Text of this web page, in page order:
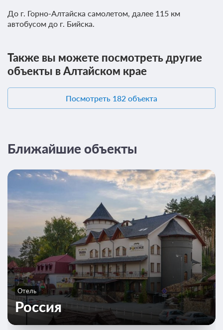
До г. Горно-Алтайска самолетом, далее 115 км
автобусом до г. Бийска.
Также вы можете посмотреть другие
объекты в Алтайском крае
Посмотреть 182 объекта
Ближайшие объекты
Отель
Россия